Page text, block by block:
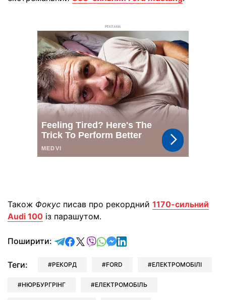
РЕКЛАМА
Також Фокус писав про рекордний 1170-сильний
Audi 100 із парашутом.
Поширити: відправити у Telegram
поділитись у Facebook
поділитись у X
відправити у Viber
відправити у Whatsapp
відправити у Messenger
відправити у LinkedIn
Теги: РЕКОРД FORD ЕЛЕКТРОМОБІЛІ
НЮРБУРГРІНГ ЕЛЕКТРОМОБІЛЬ